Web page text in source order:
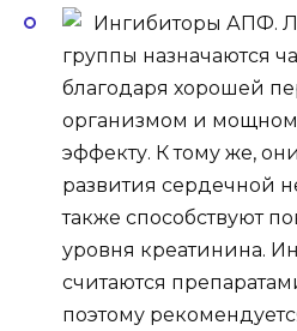
Ингибиторы АПФ.
группы назначаются
благодаря хорошей
организмом и
эффекту. К тому же,
развития сердечной
также способствуют
уровня креатинина.
считаются
поэтому